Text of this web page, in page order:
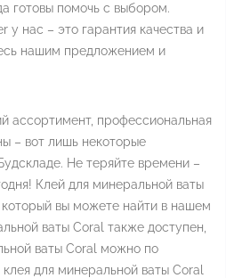
готовы помочь с выбором.
у нас – это гарантия качества и
нашим предложением и
ассортимент, профессиональная
– вот лишь некоторые
Не теряйте времени –
Клей для минеральной ваты
вы можете найти в нашем
ваты Coral также доступен,
ваты Coral можно по
для минеральной ваты Coral